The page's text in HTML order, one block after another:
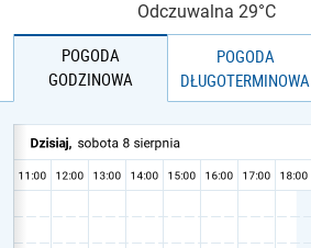
Odczuwalna 29°C
POGODA
GODZINOWA
POGODA
DŁUGOTERMINOWA